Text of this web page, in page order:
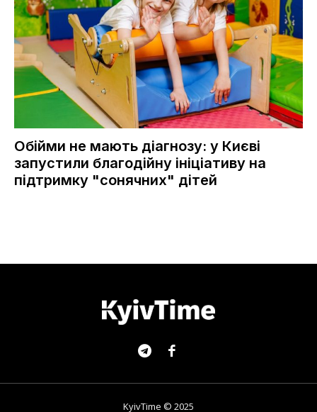
Обійми не мають діагнозу: у Києві
запустили благодійну ініціативу на
підтримку "сонячних" дітей
KyivTime © 2025